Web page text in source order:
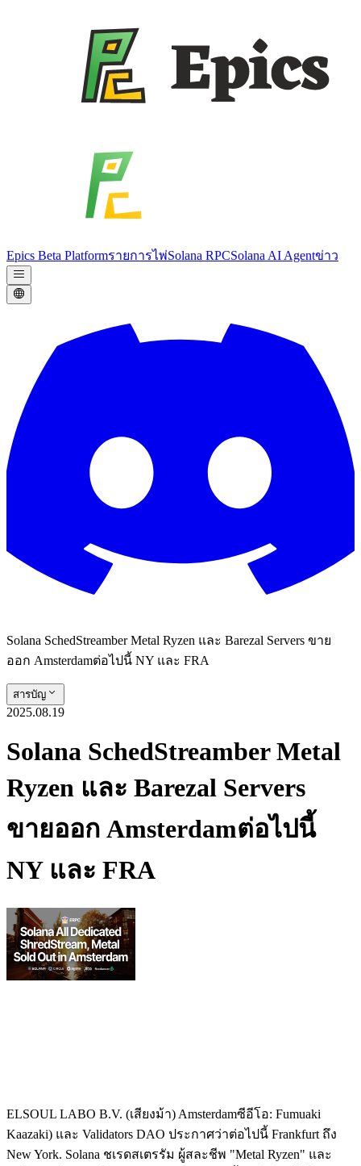
Epics Beta Platformรายการไพ่Solana RPCSolana AI Agentข่าว
Solana SchedStreamber Metal Ryzen และ Barezal Servers ขาย
ออก Amsterdamต่อไปนี้ NY และ FRA
สารบัญ
2025.08.19
Solana SchedStreamber Metal
Ryzen และ Barezal Servers
ขายออก Amsterdamต่อไปนี้
NY และ FRA
ELSOUL LABO B.V. (เสียงม้า) Amsterdamซีอีโอ: Fumuaki
Kaazaki) และ Validators DAO ประกาศว่าต่อไปนี้ Frankfurt ถึง
New York. Solana ชเรดสเตรรัม ผู้สละชีพ "Metal Ryzen" และ